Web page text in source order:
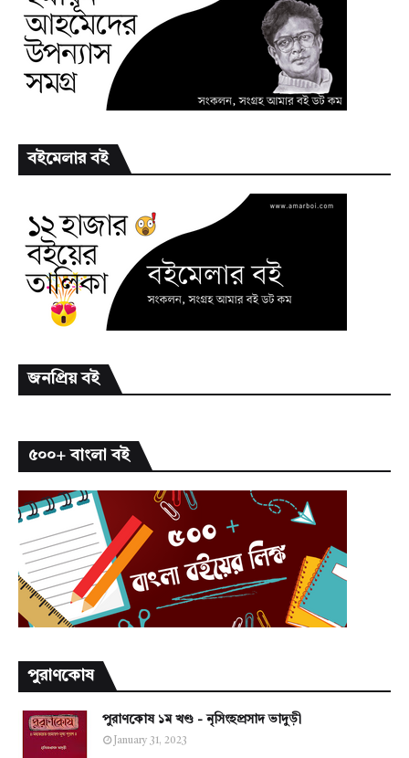
বইমেলার বই
জনপ্রিয় বই
৫০০+ বাংলা বই
পুরাণকোষ
পুরাণকোষ ১ম খণ্ড - নৃসিংহপ্রসাদ ভাদুড়ী
January 31, 2023